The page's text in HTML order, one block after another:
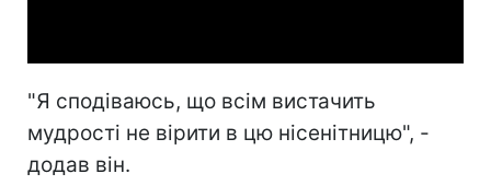
"Я сподіваюсь, що всім вистачить
мудрості не вірити в цю нісенітницю", -
додав він.